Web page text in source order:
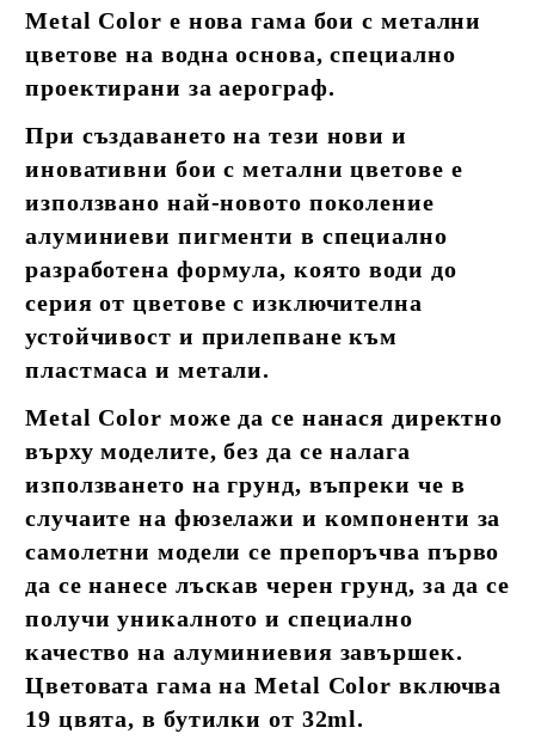
Metal Color е нова гама бои с метални
цветове на водна основа, специално
проектирани за аерограф.
При създаването на тези нови и
иновативни бои с метални цветове е
използвано най-новото поколение
алуминиеви пигменти в специално
разработена формула, която води до
серия от цветове с изключителна
устойчивост и прилепване към
пластмаса и метали.
Metal Color може да се нанася директно
върху моделите, без да се налага
използването на грунд, въпреки че в
случаите на фюзелажи и компоненти за
самолетни модели се препоръчва първо
да се нанесе лъскав черен грунд, за да се
получи уникалното и специално
качество на алуминиевия завършек.
Цветовата гама на Metal Color включва
19 цвята, в бутилки от 32ml.